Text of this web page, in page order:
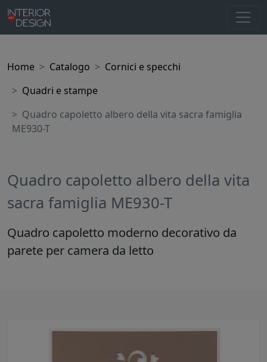
Home Catalogo
Cornici e specchi
Quadri e stampe
Quadro capoletto albero della vita sacra famiglia
ME930-T
Quadro capoletto albero della vita
sacra famiglia ME930-T
Quadro capoletto moderno decorativo da
parete per camera da letto